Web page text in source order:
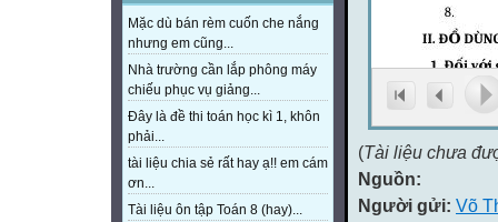
Mặc dù bán rèm cuốn che nắng
nhưng em cũng...
Nhà trường cần lắp phông máy
chiếu phục vụ giảng...
Đây là đề thi toán học kì 1, khôn
phải...
tài liệu chia sẻ rất hay ạ!! em cám
ơn...
Tài liệu ôn tập Toán 8 (hay)...
(Tài liệu chưa
Nguồn:
Người gửi: Võ